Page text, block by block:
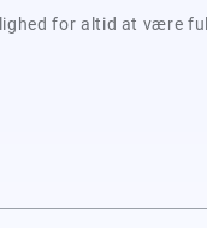
for altid at være